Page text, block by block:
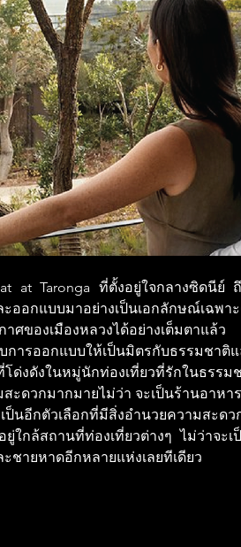
at Taronga ที่ตั้งอยู่ใจกลางซิดนีย์
ะออกแบบมาอย่างเป็นเอกลักษณ์เฉพ
าศของเมืองหลวงได้อย่างเต็มตาแล้
ารออกแบบให้เป็นมิตรกับธรรมชาติ
ด่งดังในหมู่นักท่องเที่ยวที่รักในธรร
ดวกมากมายไม่ว่า จะเป็นร้านอาหา
อีกตัวเลือกที่มีสิ่งอำนวยความสะดว
ใกล้สถานที่ท่องเที่ยวต่างๆ ไม่ว่าจะเ
ะชายหาดอีกหลายแห่งเลยทีเดียว